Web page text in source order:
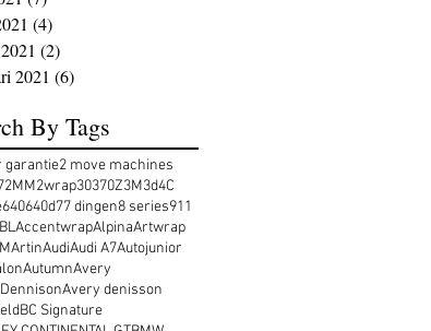
(4)
(2)
2021 (6)
By Tags
garantie2 move machines
2MM2wrap30370Z3M3d4C
640640d77 dingen8 series911
AccentwrapAlpinaArtwrap
AudiAudi A7Autojunior
AutumnAvery
Avery denisson
BC Signature